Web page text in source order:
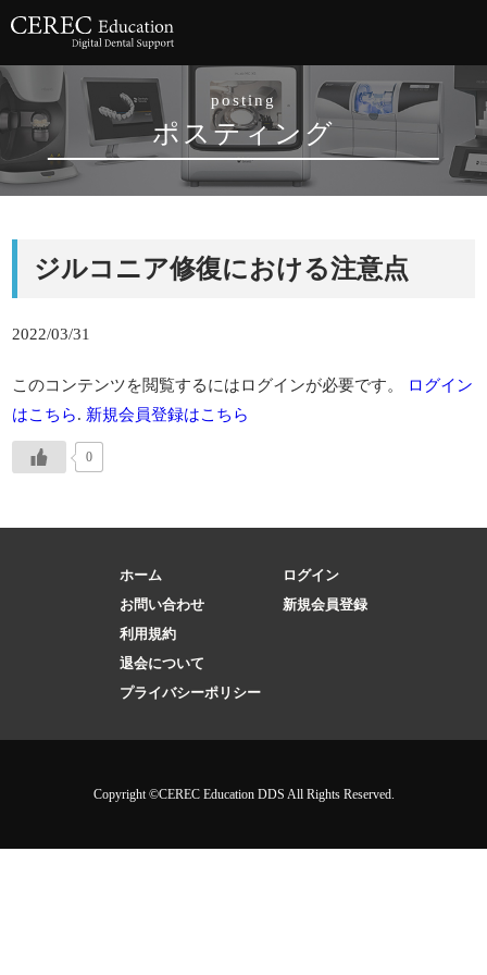
posting
ポスティング
ジルコニア修復における注意点
2022/03/31
このコンテンツを閲覧するにはログインが必要です。
ログイン
はこちら. 新規会員登録はこちら
0
ホーム
お問い合わせ
利用規約
退会について
プライバシーポリシー
ログイン
新規会員登録
Copyright ©CEREC Education DDS All Rights Reserved.